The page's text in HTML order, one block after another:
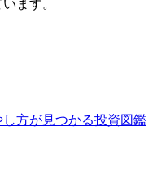
ます。
方が見つかる投資図鑑